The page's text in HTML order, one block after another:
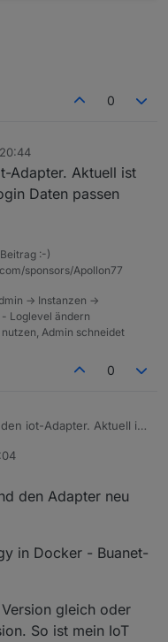
0
Adapter. Aktuell ist
Daten passen
:-)
sponsors/Apollon77
-> Instanzen ->
Loglevel ändern
Admin schneidet
0
den Adapter neu
in Docker - Buanet-
gleich oder
So ist mein IoT